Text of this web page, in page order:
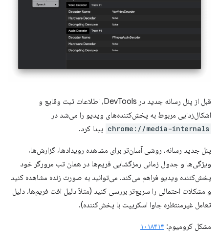
قبل از پنل رسانه جدید در DevTools، اطلاعات ثبت وقایع و
اشکال‌زدایی مربوط به پخش‌کننده‌های ویدیو را می‌شد در
chrome://media-internals پیدا کرد.
پنل جدید رسانه، روشی آسان‌تر برای مشاهده رویدادها، گزارش‌ها،
ویژگی‌ها و جدول زمانی رمزگشایی فریم‌ها در همان تب مرورگر خود
پخش‌کننده ویدیو فراهم می‌کند. می‌توانید به صورت زنده مشاهده کنید
و مشکلات احتمالی را سریع‌تر بررسی کنید (مثلاً دلیل افت فریم‌ها، دلیل
تعامل غیرمنتظره جاوا اسکریپت با پخش‌کننده).
مشکل کرومیوم: ۱۰۱۸۴۱۴